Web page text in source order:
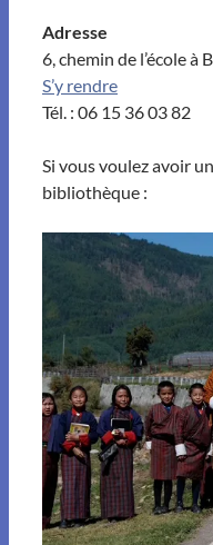
Adresse
6, chemin de l’école
S’y rendre
Tél. : 06 15 36 03 82
Si vous voulez avoir
bibliothèque :